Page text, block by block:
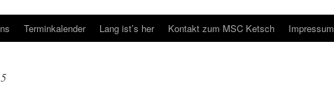
Terminkalender Lang ist’s her Kontakt zum MSC Ketsch Impressum